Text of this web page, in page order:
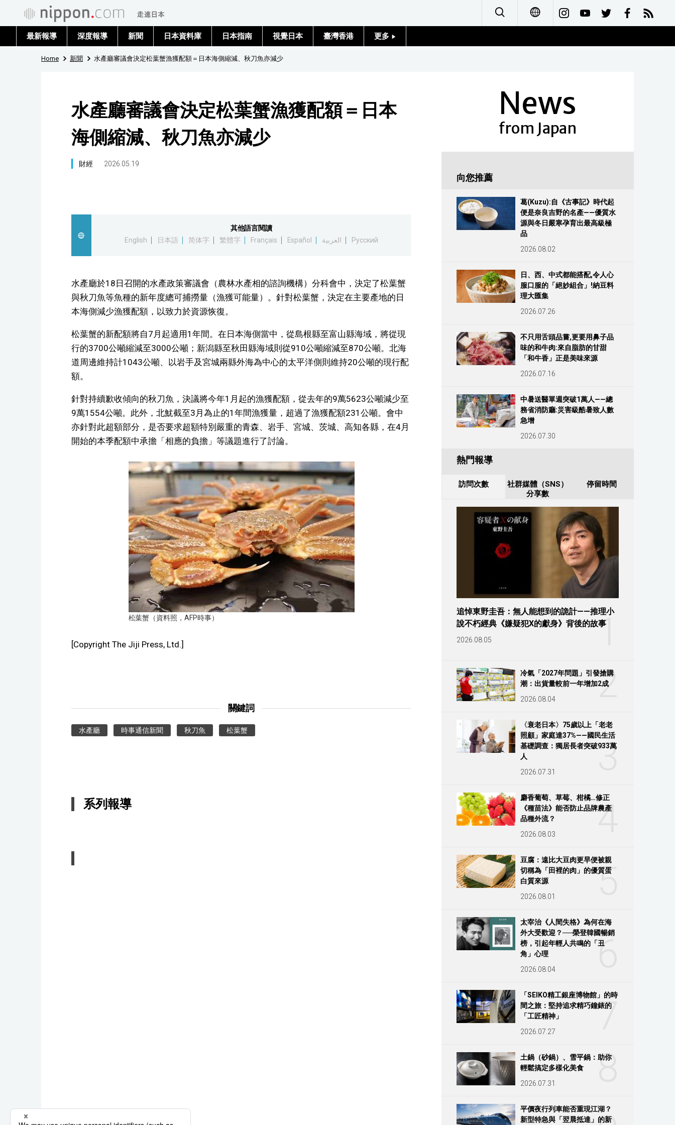
Français
最新報導 深度報導 新聞 日本資料庫 日本指南 視覺日本 臺灣香港 更多
政治外交
生活
東京
Home 新聞 水產廳審議會決定松葉蟹漁獲配額＝日本海側縮減、秋刀魚亦減少
水產廳審議會決定松葉蟹漁獲配額＝日本
海側縮減、秋刀魚亦減少
財經 2026.05.19
其他語言閱讀
English
日本語 简体字 繁體字 Français Español العربية Русский
水產廳於18日召開的水產政策審議會（農林水產相的諮詢機構）分科會中，決定了松葉蟹
與秋刀魚等魚種的新年度總可捕撈量（漁獲可能量）。針對松葉蟹，決定在主要產地的日
本海側減少漁獲配額，以致力於資源恢復。
松葉蟹的新配額將自7月起適用1年間。在日本海側當中，從島根縣至富山縣海域，將從現
行的3700公噸縮減至3000公噸；新潟縣至秋田縣海域則從910公噸縮減至870公噸。北海
道周邊維持計1043公噸、以岩手及宮城兩縣外海為中心的太平洋側則維持20公噸的現行配
額。
針對持續歉收傾向的秋刀魚，決議將今年1月起的漁獲配額，從去年的9萬5623公噸減少至
9萬1554公噸。此外，北魷截至3月為止的1年間漁獲量，超過了漁獲配額231公噸。會中
亦針對此超額部分，是否要求超額特別嚴重的青森、岩手、宮城、茨城、高知各縣，在4月
開始的本季配額中承擔「相應的負擔」等議題進行了討論。
松葉蟹（資料照，AFP時事）
[Copyright The Jiji Press, Ltd.]
關鍵詞
水產廳 時事通信新聞 秋刀魚 松葉蟹
系列報導
News
from Japan
向您推薦
葛(Kuzu):自《古事記》時代起
便是奈良吉野的名產——優質水
源與冬日嚴寒孕育出最高級極
品
2026.08.02
日、西、中式都能搭配,令人心
服口服的「絕妙組合」!納豆料
理大匯集
2026.07.26
不只用舌頭品嘗,更要用鼻子品
味的和牛肉:來自脂肪的甘甜
「和牛香」正是美味來源
2026.07.16
中暑送醫單週突破1萬人——總
務省消防廳:災害級酷暑致人數
急增
2026.07.30
熱門報導
訪問次數
社群媒體（SNS）
分享數
停留時間
1
追悼東野圭吾：無人能想到的詭計——推理小
說不朽經典《嫌疑犯X的獻身》背後的故事
2026.08.05
2
冷氣「2027年問題」引發搶購
潮：出貨量較前一年增加2成
2026.08.04
3
〈衰老日本〉75歲以上「老老
照顧」家庭達37%——國民生活
基礎調查：獨居長者突破933萬
人
2026.07.31
4
麝香葡萄、草莓、柑橘…修正
《種苗法》能否防止品牌農產
品種外流？
2026.08.03
5
豆腐：遠比大豆肉更早便被親
切稱為「田裡的肉」的優質蛋
白質來源
2026.08.01
6
太宰治《人間失格》為何在海
外大受歡迎？──榮登韓國暢銷
榜，引起年輕人共鳴的「丑
角」心理
2026.08.04
7
「SEIKO精工銀座博物館」的時
間之旅：堅持追求精巧鐘錶的
「工匠精神」
2026.07.27
8
土鍋（砂鍋）、雪平鍋：助你
輕鬆搞定多樣化美食
2026.07.31
平價夜行列車能否重現江湖？
新型特急與「翌晨抵達」的新